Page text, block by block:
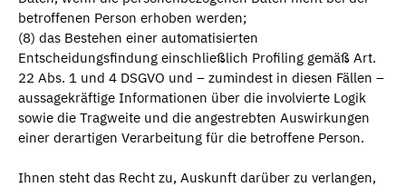
betroffenen Person erhoben werden;
(8) das Bestehen einer automatisierten
Entscheidungsfindung einschließlich Profiling gemäß Art.
22 Abs. 1 und 4 DSGVO und – zumindest in diesen Fällen –
aussagekräftige Informationen über die involvierte Logik
sowie die Tragweite und die angestrebten Auswirkungen
einer derartigen Verarbeitung für die betroffene Person.
Ihnen steht das Recht zu, Auskunft darüber zu verlangen,